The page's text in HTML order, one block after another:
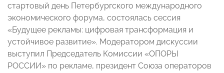
стартовый день Петербургского международного
экономического форума, состоялась сессия
«Будущее рекламы: цифровая трансформация и
устойчивое развитие». Модератором дискуссии
выступил Председатель Комиссии «ОПОРЫ
РОССИИ» по рекламе, президент Союза операторов